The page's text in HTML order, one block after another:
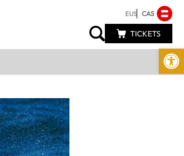
Abrir
EUS CAS
TICKETS